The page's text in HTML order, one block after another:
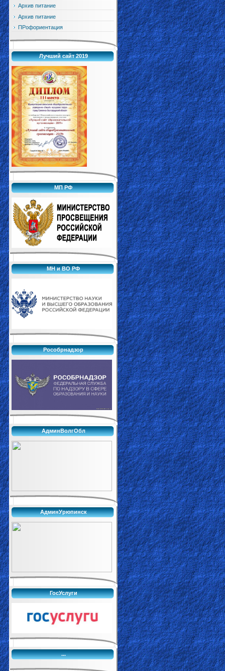
Архив питание
Архив питание
ПРофориентация
Лучший сайт 2019
МП РФ
МН и ВО РФ
Рособрнадзор
АдминВолгОбл
АдминУрюпинск
ГосУслуги
...